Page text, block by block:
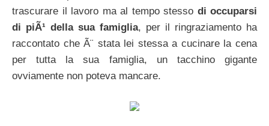
trascurare il lavoro ma al tempo stesso di occuparsi
di piÃ¹ della sua famiglia, per il ringraziamento ha
raccontato che Ã¨ stata lei stessa a cucinare la cena
per tutta la sua famiglia, un tacchino gigante
ovviamente non poteva mancare.